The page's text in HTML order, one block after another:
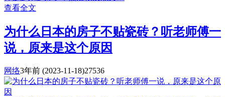
查看全文
为什么日本的房子不贴瓷砖？听老师傅一
说，原来是这个原因
网络3年前 (2023-11-18)27536